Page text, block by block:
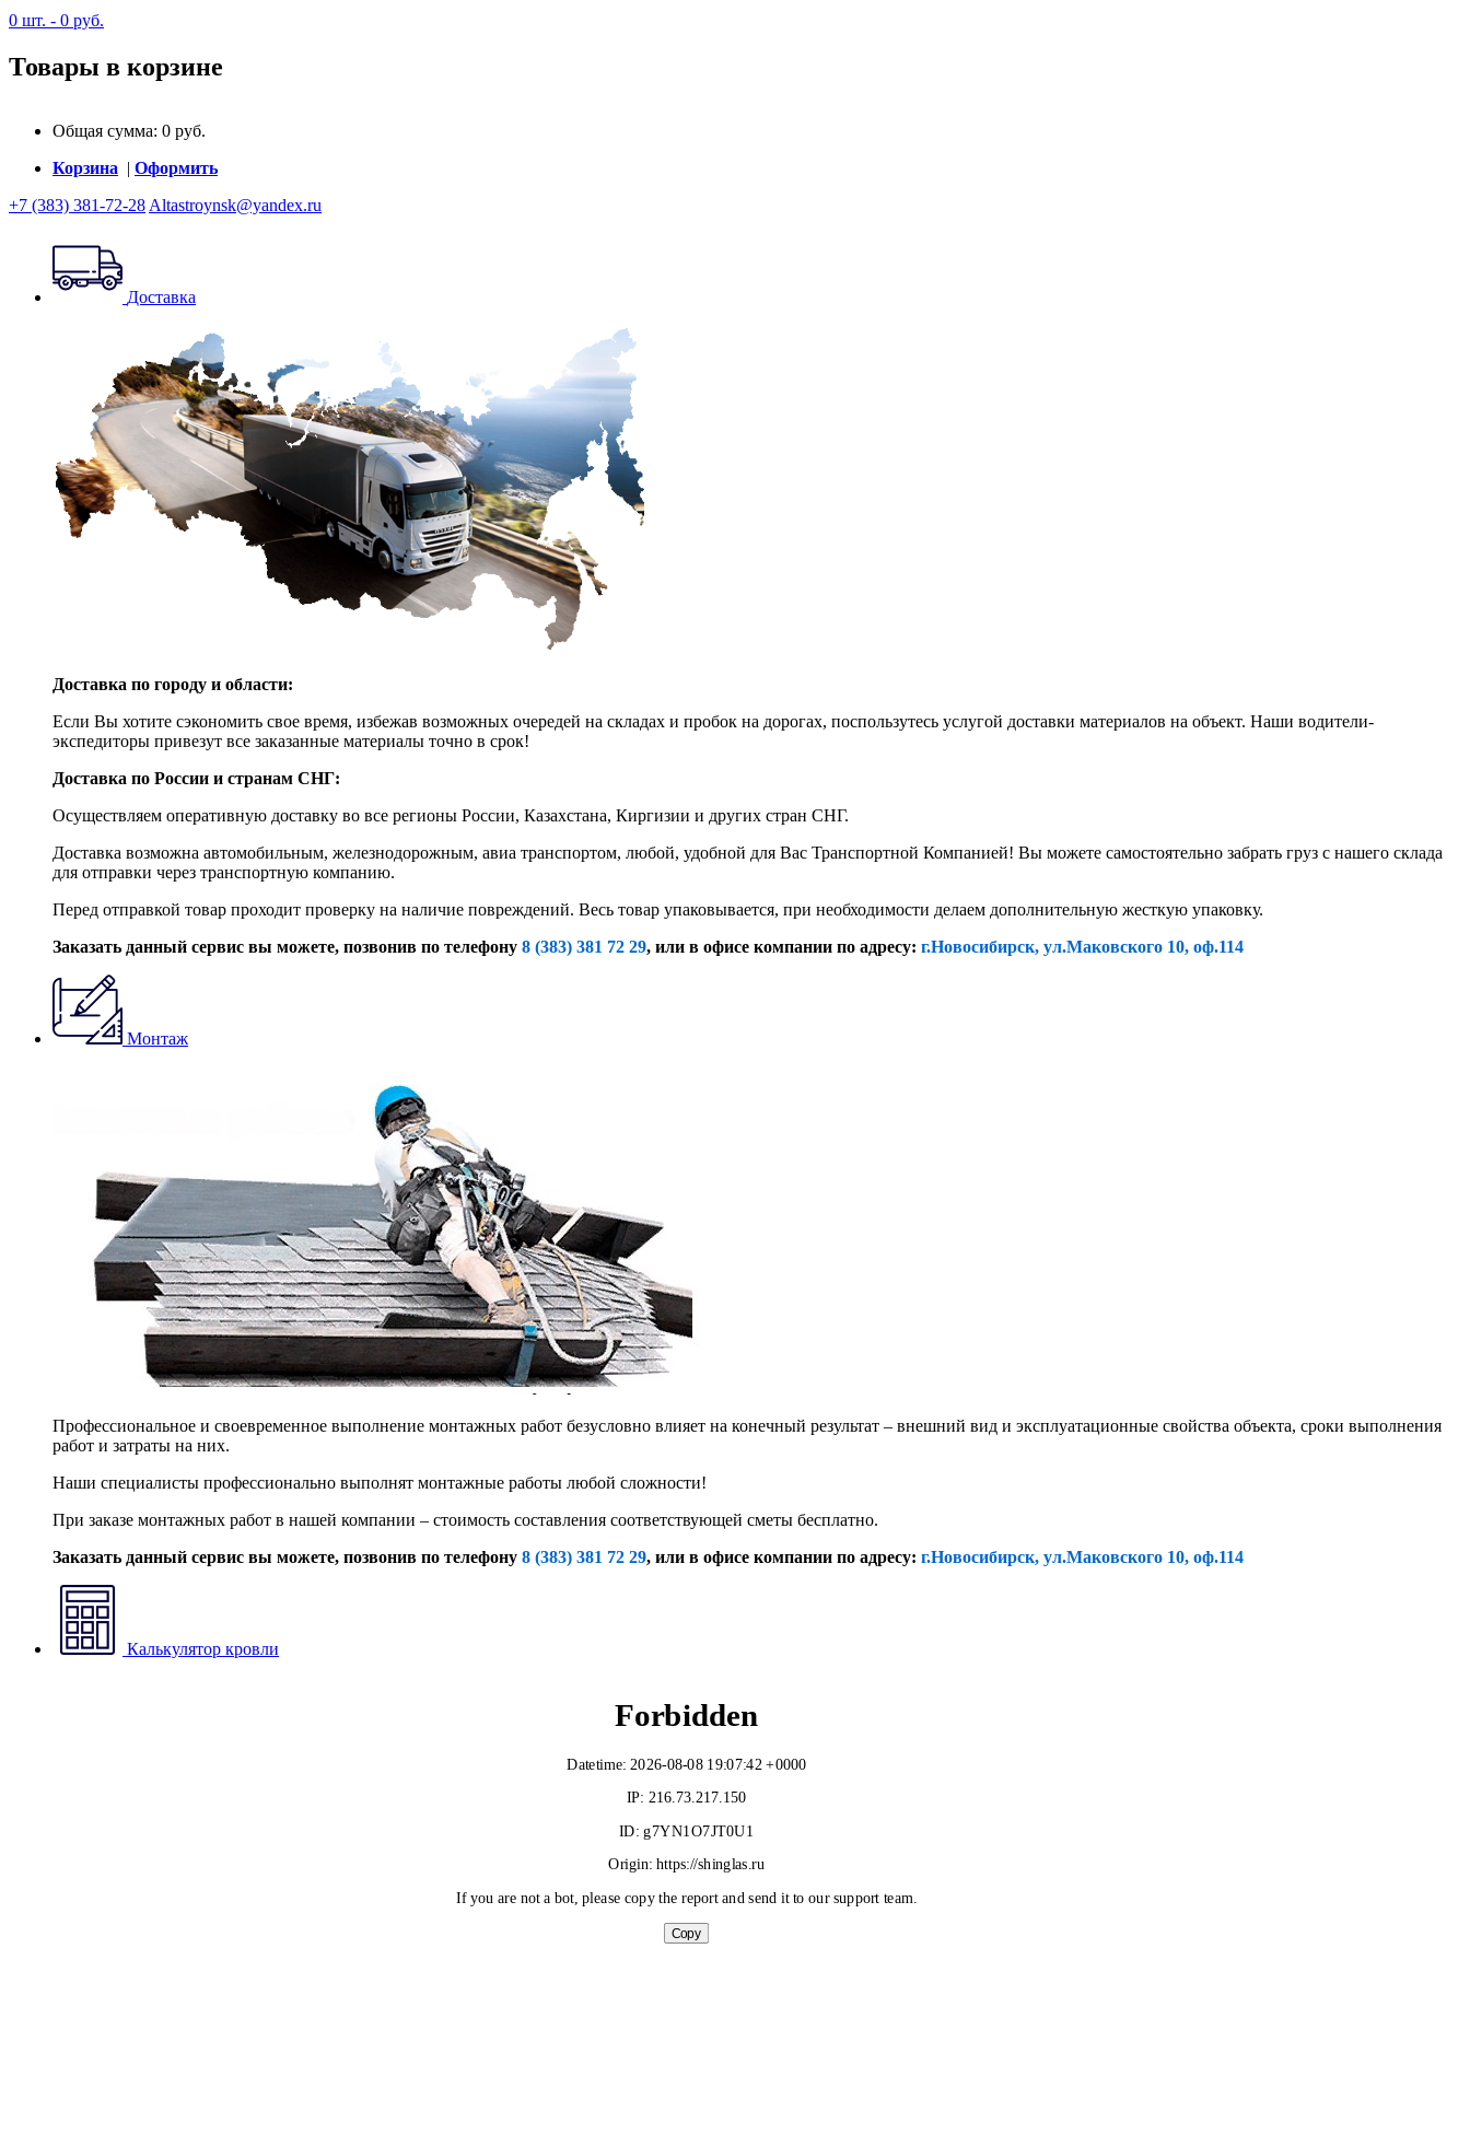
0 шт. - 0 руб.
Товары в корзине
Общая сумма: 0 руб.
Корзина | Оформить
+7 (383) 381-72-28 Altastroynsk@yandex.ru
Доставка
Доставка по городу и области:
Если Вы хотите сэкономить свое время, избежав возможных очередей на складах и пробок на дорогах, поспользутесь услугой доставки материалов на объект. Наши водители-
экспедиторы привезут все заказанные материалы точно в срок!
Доставка по России и странам СНГ:
Осуществляем оперативную доставку во все регионы России, Казахстана, Киргизии и других стран СНГ.
Доставка возможна автомобильным, железнодорожным, авиа транспортом, любой, удобной для Вас Транспортной Компанией! Вы можете самостоятельно забрать груз с нашего склада
для отправки через транспортную компанию.
Перед отправкой товар проходит проверку на наличие повреждений. Весь товар упаковывается, при необходимости делаем дополнительную жесткую упаковку.
Заказать данный сервис вы можете, позвонив по телефону 8 (383) 381 72 29, или в офисе компании по адресу: г.Новосибирск, ул.Маковского 10, оф.114
Монтаж
Профессиональное и своевременное выполнение монтажных работ безусловно влияет на конечный результат – внешний вид и эксплуатационные свойства объекта, сроки выполнения
работ и затраты на них.
Наши специалисты профессионально выполнят монтажные работы любой сложности!
При заказе монтажных работ в нашей компании – стоимость составления соответствующей сметы бесплатно.
Заказать данный сервис вы можете, позвонив по телефону 8 (383) 381 72 29, или в офисе компании по адресу: г.Новосибирск, ул.Маковского 10, оф.114
Калькулятор кровли